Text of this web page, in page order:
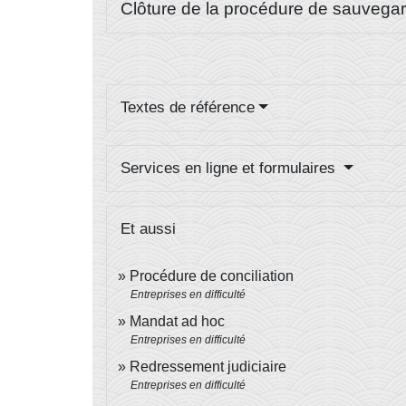
Clôture de la procédure de
Textes de référence
Services en ligne et formulaires
Et aussi
Procédure de conciliation
Entreprises en difficulté
Mandat ad hoc
Entreprises en difficulté
Redressement judiciaire
Entreprises en difficulté